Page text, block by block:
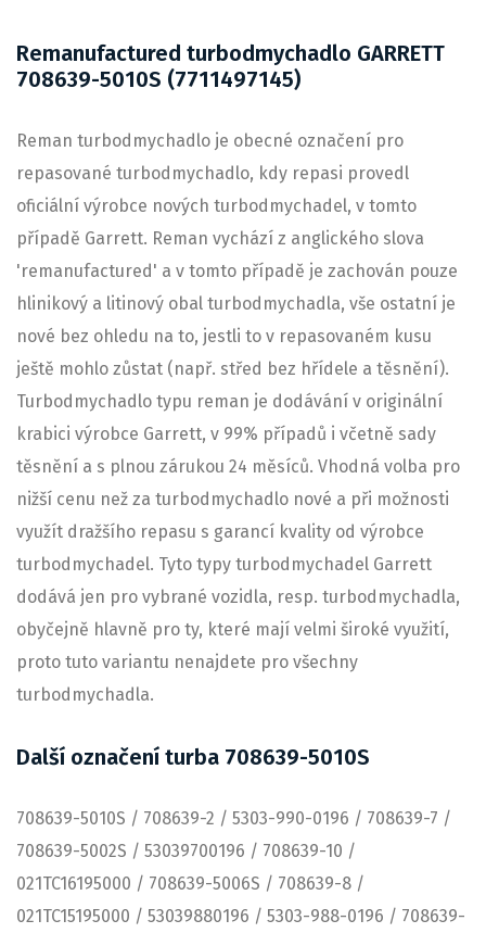
Remanufactured turbodmychadlo GARRETT
708639-5010S (7711497145)
Reman turbodmychadlo je obecné označení pro
repasované turbodmychadlo, kdy repasi provedl
oficiální výrobce nových turbodmychadel, v tomto
případě Garrett. Reman vychází z anglického slova
'remanufactured' a v tomto případě je zachován pouze
hlinikový a litinový obal turbodmychadla, vše ostatní je
nové bez ohledu na to, jestli to v repasovaném kusu
ještě mohlo zůstat (např. střed bez hřídele a těsnění).
Turbodmychadlo typu reman je dodávání v originální
krabici výrobce Garrett, v 99% případů i včetně sady
těsnění a s plnou zárukou 24 měsíců. Vhodná volba pro
nižší cenu než za turbodmychadlo nové a při možnosti
využít dražšího repasu s garancí kvality od výrobce
turbodmychadel. Tyto typy turbodmychadel Garrett
dodává jen pro vybrané vozidla, resp. turbodmychadla,
obyčejně hlavně pro ty, které mají velmi široké využití,
proto tuto variantu nenajdete pro všechny
turbodmychadla.
Další označení turba 708639-5010S
708639-5010S / 708639-2 / 5303-990-0196 / 708639-7 /
708639-5002S / 53039700196 / 708639-10 /
021TC16195000 / 708639-5006S / 708639-8 /
021TC15195000 / 53039880196 / 5303-988-0196 / 708639-